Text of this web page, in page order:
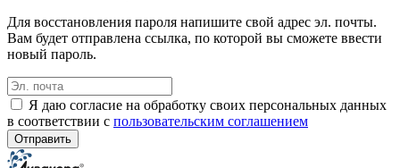
Для восстановления пароля напишите свой адрес эл. почты.
Вам будет отправлена ссылка, по которой вы сможете ввести
новый пароль.
Я даю согласие на обработку своих персональных данных
в соответствии с пользовательским соглашением